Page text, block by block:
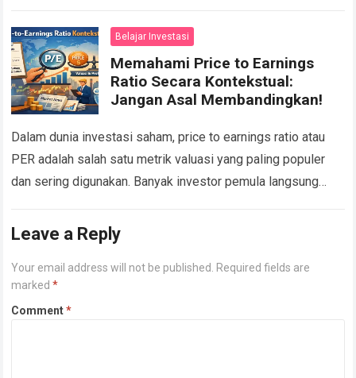
Read more
Belajar Investasi
Memahami Price to Earnings
Ratio Secara Kontekstual:
Jangan Asal Membandingkan!
Dalam dunia investasi saham, price to earnings ratio atau
PER adalah salah satu metrik valuasi yang paling populer
dan sering digunakan. Banyak investor pemula langsung
Leave a Reply
Your email address will not be published.
Required fields are
marked*
Comment*